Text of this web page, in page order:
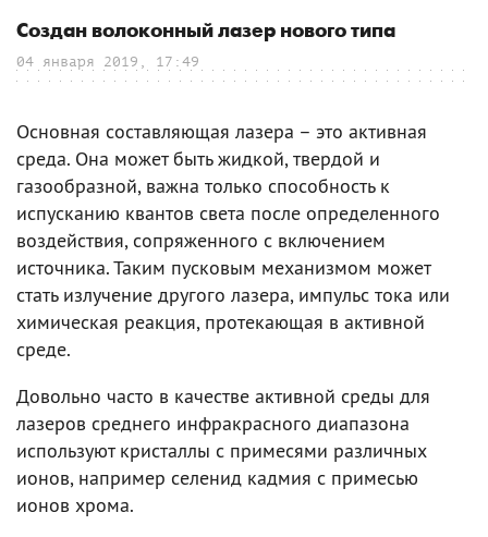
Создан волоконный лазер нового типа
04 января 2019, 17:49
Основная составляющая лазера – это активная
среда. Она может быть жидкой, твердой и
газообразной, важна только способность к
испусканию квантов света после определенного
воздействия, сопряженного с включением
источника. Таким пусковым механизмом может
стать излучение другого лазера, импульс тока или
химическая реакция, протекающая в активной
среде.
Довольно часто в качестве активной среды для
лазеров среднего инфракрасного диапазона
используют кристаллы с примесями различных
ионов, например селенид кадмия с примесью
ионов хрома.